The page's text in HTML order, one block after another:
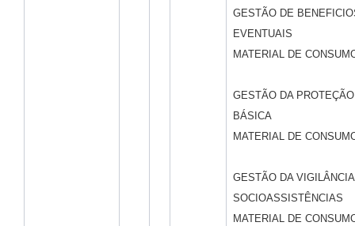
GESTÃO DE
EVENTUAIS
MATERIAL DE
GESTÃO DA
BÁSICA
MATERIAL DE
GESTÃO DA VIGILÂNCIA
SOCIOASSISTÊNCIAS
MATERIAL DE